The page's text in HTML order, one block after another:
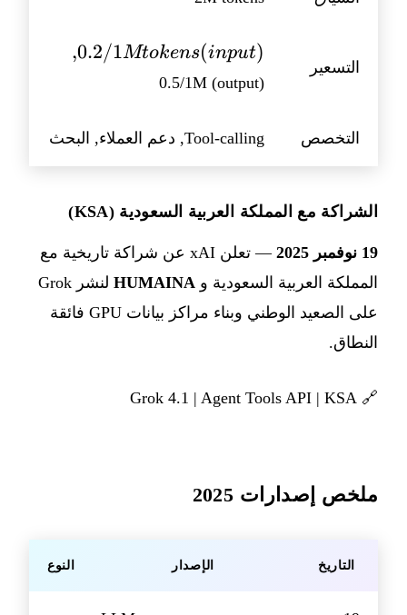
التسعير
0.2/1M
tokens
(input),
0.2/1Mtokens(input)
,
0.5/1M (output)
التخصص Tool-calling, دعم العملاء, البحث
الشراكة مع المملكة العربية السعودية (KSA)
19 نوفمبر 2025
— تعلن xAI عن شراكة تاريخية مع
المملكة العربية السعودية و HUMAINA
لنشر Grok
على الصعيد الوطني وبناء مراكز بيانات GPU فائقة
النطاق.
🔗
Grok 4.1 | Agent Tools API | KSA
ملخص إصدارات 2025
التاريخ الإصدار النوع